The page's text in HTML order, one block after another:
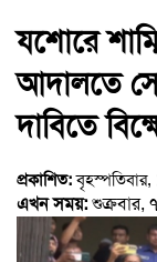
যশোরে
আদালতে
দাবিতে
প্রকাশিত:
এখন সময়: